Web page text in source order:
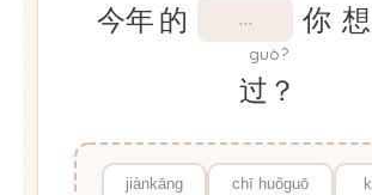
今年 的 你 想
guò?
过？
jiànkāng chī huǒguō